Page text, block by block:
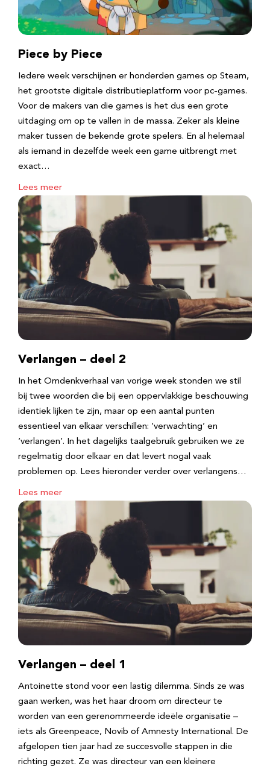
Piece by Piece
Iedere week verschijnen er honderden games op Steam,
het grootste digitale distributieplatform voor pc-games.
Voor de makers van die games is het dus een grote
uitdaging om op te vallen in de massa. Zeker als kleine
maker tussen de bekende grote spelers. En al helemaal
als iemand in dezelfde week een game uitbrengt met
exact…
Lees meer
Verlangen – deel 2
In het Omdenkverhaal van vorige week stonden we stil
bij twee woorden die bij een oppervlakkige beschouwing
identiek lijken te zijn, maar op een aantal punten
essentieel van elkaar verschillen: ‘verwachting’ en
‘verlangen’. In het dagelijks taalgebruik gebruiken we ze
regelmatig door elkaar en dat levert nogal vaak
problemen op. Lees hieronder verder over verlangens…
Lees meer
Verlangen – deel 1
Antoinette stond voor een lastig dilemma. Sinds ze was
gaan werken, was het haar droom om directeur te
worden van een gerenommeerde ideële organisatie –
iets als Greenpeace, Novib of Amnesty International. De
afgelopen tien jaar had ze succesvolle stappen in die
richting gezet. Ze was directeur van een kleinere